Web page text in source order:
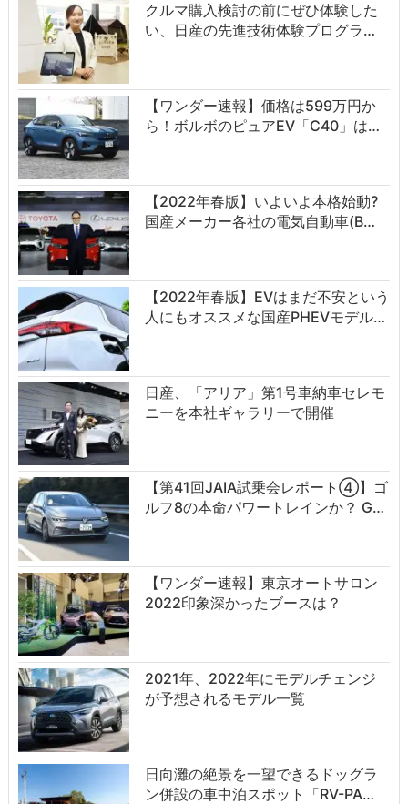
クルマ購入検討の前にぜひ体験した
い、日産の先進技術体験プログラ…
【ワンダー速報】価格は599万円か
ら！ボルボのピュアEV「C40」は…
【2022年春版】いよいよ本格始動?
国産メーカー各社の電気自動車(B…
【2022年春版】EVはまだ不安という
人にもオススメな国産PHEVモデル…
日産、「アリア」第1号車納車セレモ
ニーを本社ギャラリーで開催
【第41回JAIA試乗会レポート④】ゴ
ルフ8の本命パワートレインか？ G…
【ワンダー速報】東京オートサロン
2022印象深かったブースは？
2021年、2022年にモデルチェンジ
が予想されるモデル一覧
日向灘の絶景を一望できるドッグラ
ン併設の車中泊スポット「RV-PA…